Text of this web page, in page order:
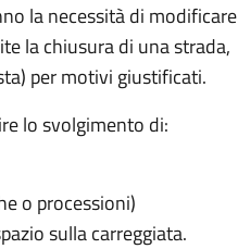
la necessità di modificare
la chiusura di una strada,
per motivi giustificati.
lo svolgimento di:
o processioni)
sulla carreggiata.